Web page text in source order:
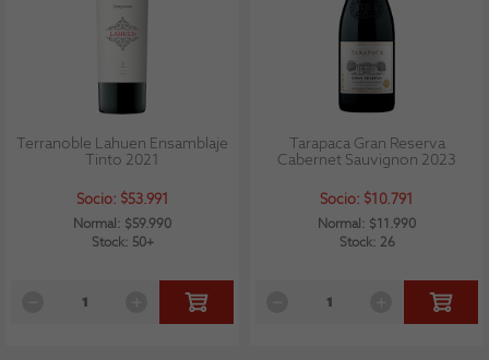
Terranoble Lahuen Ensamblaje
Tinto 2021
Socio: $53.991
Normal: $59.990
Stock: 50+
Tarapaca Gran Reserva
Cabernet Sauvignon 2023
Socio: $10.791
Normal: $11.990
Stock: 26